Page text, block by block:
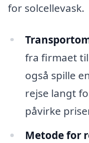
for solcellevask.
fra firmaet
også spille
rejse langt
påvirke
Metode for